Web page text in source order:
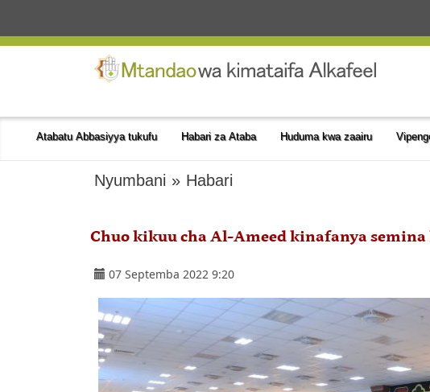
Atabatu Abbasiyya tukufu Habari za Ataba Huduma kwa zaairu
Nyumbani » Habari
Chuo kikuu cha Al-Ameed kinafanya
07 Septemba 2022 9:20